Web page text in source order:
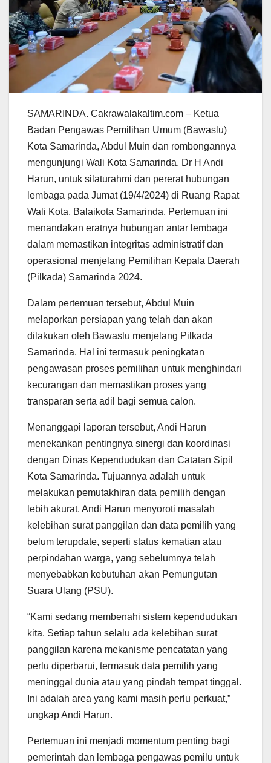
SAMARINDA. Cakrawalakaltim.com – Ketua
Badan Pengawas Pemilihan Umum (Bawaslu)
Kota Samarinda, Abdul Muin dan rombongannya
mengunjungi Wali Kota Samarinda, Dr H Andi
Harun, untuk silaturahmi dan pererat hubungan
lembaga pada Jumat (19/4/2024) di Ruang Rapat
Wali Kota, Balaikota Samarinda. Pertemuan ini
menandakan eratnya hubungan antar lembaga
dalam memastikan integritas administratif dan
operasional menjelang Pemilihan Kepala Daerah
(Pilkada) Samarinda 2024.
Dalam pertemuan tersebut, Abdul Muin
melaporkan persiapan yang telah dan akan
dilakukan oleh Bawaslu menjelang Pilkada
Samarinda. Hal ini termasuk peningkatan
pengawasan proses pemilihan untuk menghindari
kecurangan dan memastikan proses yang
transparan serta adil bagi semua calon.
Menanggapi laporan tersebut, Andi Harun
menekankan pentingnya sinergi dan koordinasi
dengan Dinas Kependudukan dan Catatan Sipil
Kota Samarinda. Tujuannya adalah untuk
melakukan pemutakhiran data pemilih dengan
lebih akurat. Andi Harun menyoroti masalah
kelebihan surat panggilan dan data pemilih yang
belum terupdate, seperti status kematian atau
perpindahan warga, yang sebelumnya telah
menyebabkan kebutuhan akan Pemungutan
Suara Ulang (PSU).
“Kami sedang membenahi sistem kependudukan
kita. Setiap tahun selalu ada kelebihan surat
panggilan karena mekanisme pencatatan yang
perlu diperbarui, termasuk data pemilih yang
meninggal dunia atau yang pindah tempat tinggal.
Ini adalah area yang kami masih perlu perkuat,”
ungkap Andi Harun.
Pertemuan ini menjadi momentum penting bagi
pemerintah dan lembaga pengawas pemilu untuk